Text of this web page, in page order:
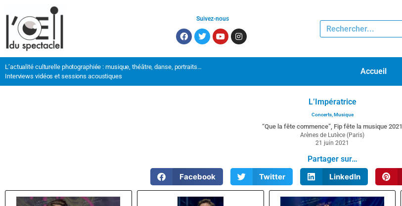
Suivez-nous
L’actualité culturelle photographiée : musique, théâtre, danse, portraits…
Interviews vidéos et sessions acoustiques
Accueil
L’Impératrice
Concerts, Musique
“Que la fête commence”, Fip fête la musique 2021
Arènes de Lutèce (Paris)
21 juin 2021
Partager sur…
Facebook
Twitter LinkedIn